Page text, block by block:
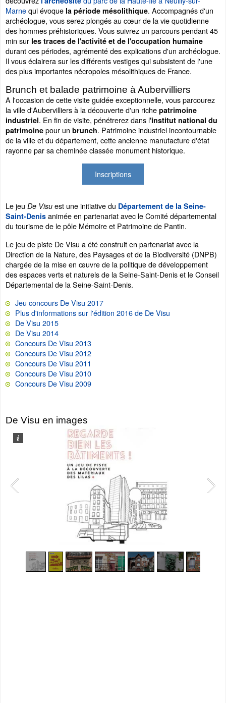
Marnequi évoque la période mésolithique. Accompagnés d'un
archéologue, vous serez plongés au cœur de la vie quotidienne
des hommes préhistoriques. Vous suivrez un parcours pendant 45
min sur les traces de l'activité et de l'occupation humaine
durant ces périodes, agrémenté des explications d'un archéologue.
Il vous éclairera sur les différents vestiges qui subsistent de l'une
des plus importantes nécropoles mésolithiques de France.
Brunch et balade patrimoine à Aubervilliers
A l'occasion de cette visite guidée exceptionnelle, vous parcourez
la ville d'Aubervilliers à la découverte d'un riche patrimoine
industriel. En fin de visite, pénétrerez dans l'institut national du
patrimoine pour un brunch. Patrimoine industriel incontournable
de la ville et du département, cette ancienne manufacture d'état
rayonne par sa cheminée classée monument historique.
Inscriptions
Le jeu De Visu est une initiative du Département de la Seine-
Saint-Denis animée en partenariat avec le Comité départemental
du tourisme de le pôle Mémoire et Patrimoine de Pantin.
Le jeu de piste De Visu a été construit en partenariat avec la
Direction de la Nature, des Paysages et de la Biodiversité (DNPB)
chargée de la mise en œuvre de la politique de développement
des espaces verts et naturels de la Seine-Saint-Denis et le Conseil
Départemental de la Seine-Saint-Denis.
Jeu concours De Visu 2017
Plus d'informations sur l'édition 2016 de De Visu
De Visu 2015
De Visu 2014
Concours De Visu 2013
Concours De Visu 2012
Concours De Visu 2011
Concours De Visu 2010
Concours De Visu 2009
De Visu en images